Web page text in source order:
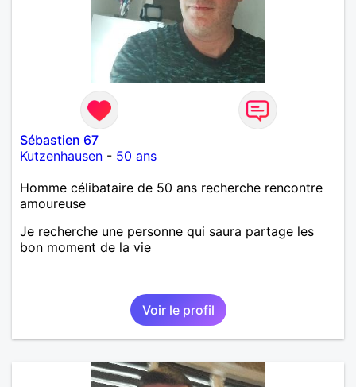
Sébastien 67
Kutzenhausen - 50 ans
Homme célibataire de 50 ans recherche rencontre
amoureuse
Je recherche une personne qui saura partage les
bon moment de la vie
Voir le profil